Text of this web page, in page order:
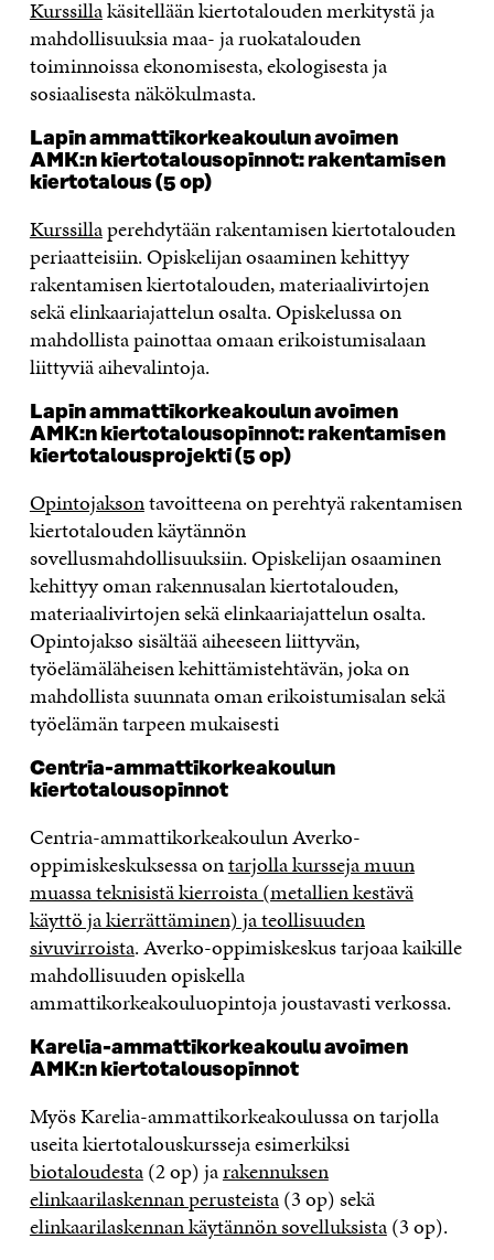
Kurssillakäsitellään kiertotalouden merkitystä ja
mahdollisuuksia maa- ja ruokatalouden
toiminnoissa ekonomisesta, ekologisesta ja
sosiaalisesta näkökulmasta.
Lapin ammattikorkeakoulun avoimen
AMK:n kiertotalousopinnot: rakentamisen
kiertotalous (5 op)
Kurssillaperehdytään rakentamisen kiertotalouden
periaatteisiin. Opiskelijan osaaminen kehittyy
rakentamisen kiertotalouden, materiaalivirtojen
sekä elinkaariajattelun osalta. Opiskelussa on
mahdollista painottaa omaan erikoistumisalaan
liittyviä aihevalintoja.
Lapin ammattikorkeakoulun avoimen
AMK:n kiertotalousopinnot: rakentamisen
kiertotalousprojekti (5 op)
Opintojaksontavoitteena on perehtyä rakentamisen
kiertotalouden käytännön
sovellusmahdollisuuksiin. Opiskelijan osaaminen
kehittyy oman rakennusalan kiertotalouden,
materiaalivirtojen sekä elinkaariajattelun osalta.
Opintojakso sisältää aiheeseen liittyvän,
työelämäläheisen kehittämistehtävän, joka on
mahdollista suunnata oman erikoistumisalan sekä
työelämän tarpeen mukaisesti
Centria-ammattikorkeakoulun
kiertotalousopinnot
Centria-ammattikorkeakoulun Averko-
oppimiskeskuksessa ontarjolla kursseja muun
muassa teknisistä kierroista (metallien kestävä
käyttö ja kierrättäminen) ja teollisuuden
sivuvirroista. Averko-oppimiskeskus tarjoaa kaikille
mahdollisuuden opiskella
ammattikorkeakouluopintoja joustavasti verkossa.
Karelia-ammattikorkeakoulu avoimen
AMK:n kiertotalousopinnot
Myös Karelia-ammattikorkeakoulussa on tarjolla
useita kiertotalouskursseja esimerkiksi
biotaloudesta(2 op) jarakennuksen
elinkaarilaskennan perusteista(3 op) sekä
elinkaarilaskennan käytännön sovelluksista(3 op).